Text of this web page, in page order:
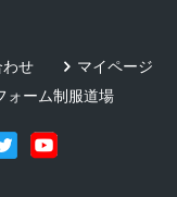
わせ
マイページ
ォーム制服道場